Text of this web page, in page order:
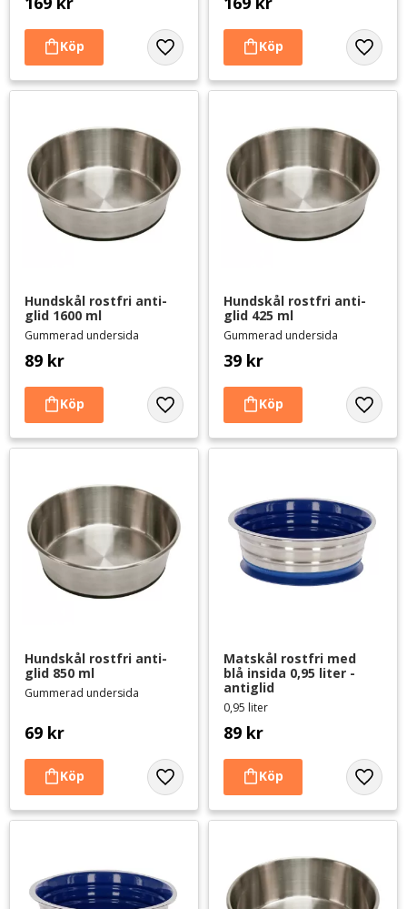
Lägg till i favoriter Lägg
Hundskål rostfri anti-
glid 1600 ml
Gummerad undersida
89 kr
Lägg till i favoriter
Hundskål rostfri anti-
glid 425 ml
Gummerad undersida
39 kr
Lägg
Hundskål rostfri anti-
glid 850 ml
Gummerad undersida
69 kr
Lägg till i favoriter
Matskål rostfri med
blå insida 0,95 liter -
antiglid
0,95 liter
89 kr
Lägg